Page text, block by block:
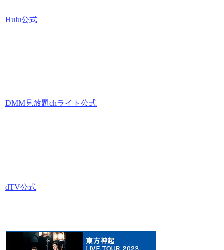
Hulu公式
DMM見放題chライト公式
dTV公式